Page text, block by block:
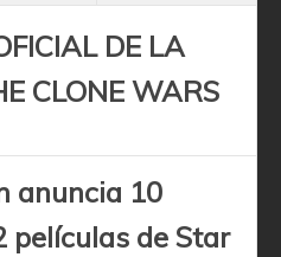
DE LA
CLONE WARS
anuncia 10
películas de Star